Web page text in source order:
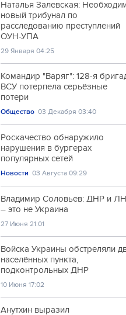
Наталья Залевская:
новый трибунал по
расследованию преступлений
ОУН-УПА
29 Января 04:25
Командир "Варяг": 128-я
ВСУ потерпела серьёзные
потери
Общество 03 Декабря 03:40
Роскачество обнаружило
нарушения в бургерах
популярных сетей
Новости 03 Августа 09:29
Владимир Соловьев: ДНР и
– это не Украина
27 Июня 21:01
Войска Украины обстреляли
населённых пункта,
подконтрольных ДНР
10 Июня 17:02
Анутхин выразил